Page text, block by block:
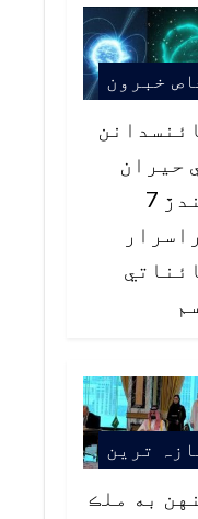
خبرون
حيران
ڪندڙ 7
ترین
به ملڪ